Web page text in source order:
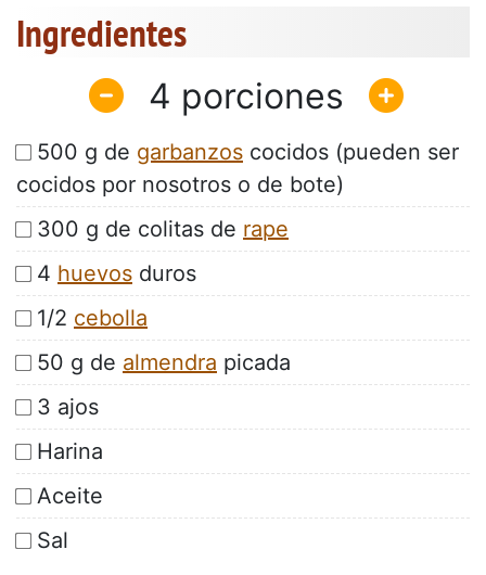
Ingredientes
4
500 g de garbanzos cocidos (pueden ser
cocidos por nosotros o de bote)
300 g de colitas de rape
4 huevos duros
1/2 cebolla
50 g de almendra picada
3 ajos
Harina
Aceite
Sal